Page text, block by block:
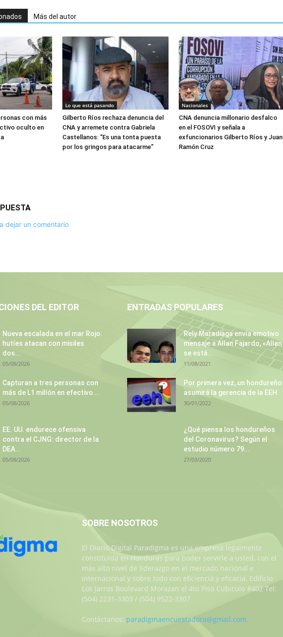
Más del autor
con más
oculto en
Lo que está pasando
Gilberto Ríos rechaza denuncia del
CNA y arremete contra Gabriela
Castellanos: “Es una tonta puesta
por los gringos para atacarme”
Nacionales
CNA denuncia millonario desfalco
en el FOSOVI y señala a
exfuncionarios Gilberto Ríos y Juan
Ramón Cruz
dejar un comentario
DEL EDITOR
Nueva escalada en el mar Rojo:
hutíes atacan con misiles
dos...
05/08/2026
Capturan a tres personas con
más de L1 millón en efectivo...
05/08/2026
EE. UU. endurece ofensiva
contra el CJNG: director de la
DEA...
05/08/2026
ENTRADAS POPULARES
Rely Maradiaga envía emotivo
mensaje a Allan Fajardo, «Allan
se está...
11/08/2021
Por primera vez, un hondureño
asumirá la gerencia de la EEH
30/01/2022
¿Qué piensa los hondureños
del Coronavirus? Según el
estudio número 79...
27/03/2020
SOBRE NOSOTROS
El Diario Digital Paradigma es una empresa legalmente
constituida en Honduras para poder servirle a usted, con el
más alto nivel de liderazgo en el mercado nacional e
internacional y sobre todo con eficiencia y eficacia. Edificio
Los Jarros Boulevard Morazan el 4to Piso Cubiculo #402 Tel:
(504) 2231-3303 / (504) 9522-3307
Contáctanos: paradigmaencuestadora@gmail.com